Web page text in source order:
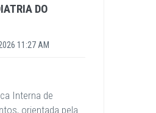
DO
11:27 AM
Interna de
orientada pela